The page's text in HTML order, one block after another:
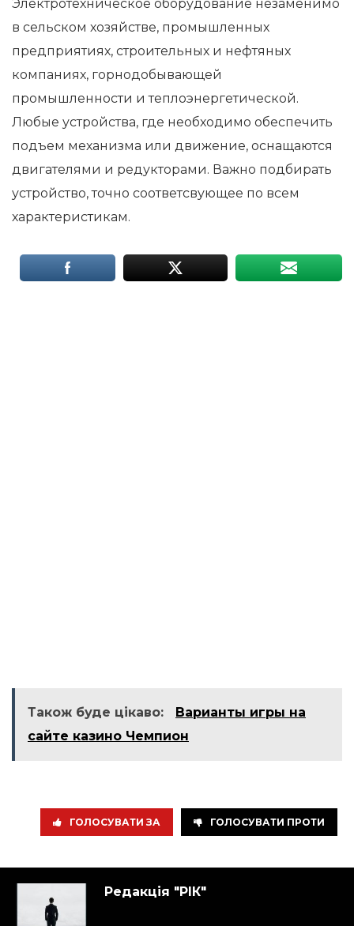
Электротехническое оборудование незаменимо
в сельском хозяйстве, промышленных
предприятиях, строительных и нефтяных
компаниях, горнодобывающей
промышленности и теплоэнергетической.
Любые устройства, где необходимо обеспечить
подъем механизма или движение, оснащаются
двигателями и редукторами. Важно подбирать
устройство, точно соответсвующее по всем
характеристикам.
Також буде цікаво:
Варианты игры на
сайте казино Чемпион
ГОЛОСУВАТИ ЗА ГОЛОСУВАТИ ПРОТИ
Редакція "РІК"